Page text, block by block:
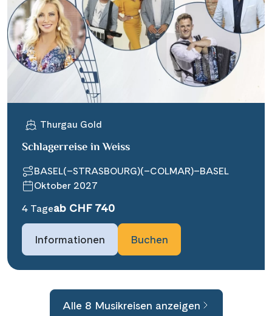
Thurgau Gold
Schlagerreise in Weiss
BASEL(–STRASBOURG)(–COLMAR)–BASEL
Oktober 2027
4 Tageab CHF 740
Informationen Buchen
Alle 8 Musikreisen anzeigen